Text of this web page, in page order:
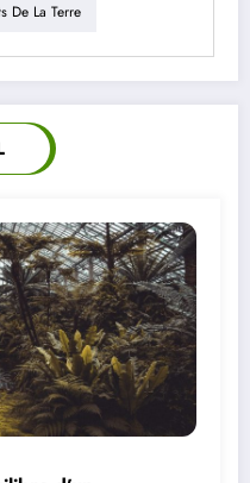
De La Terre